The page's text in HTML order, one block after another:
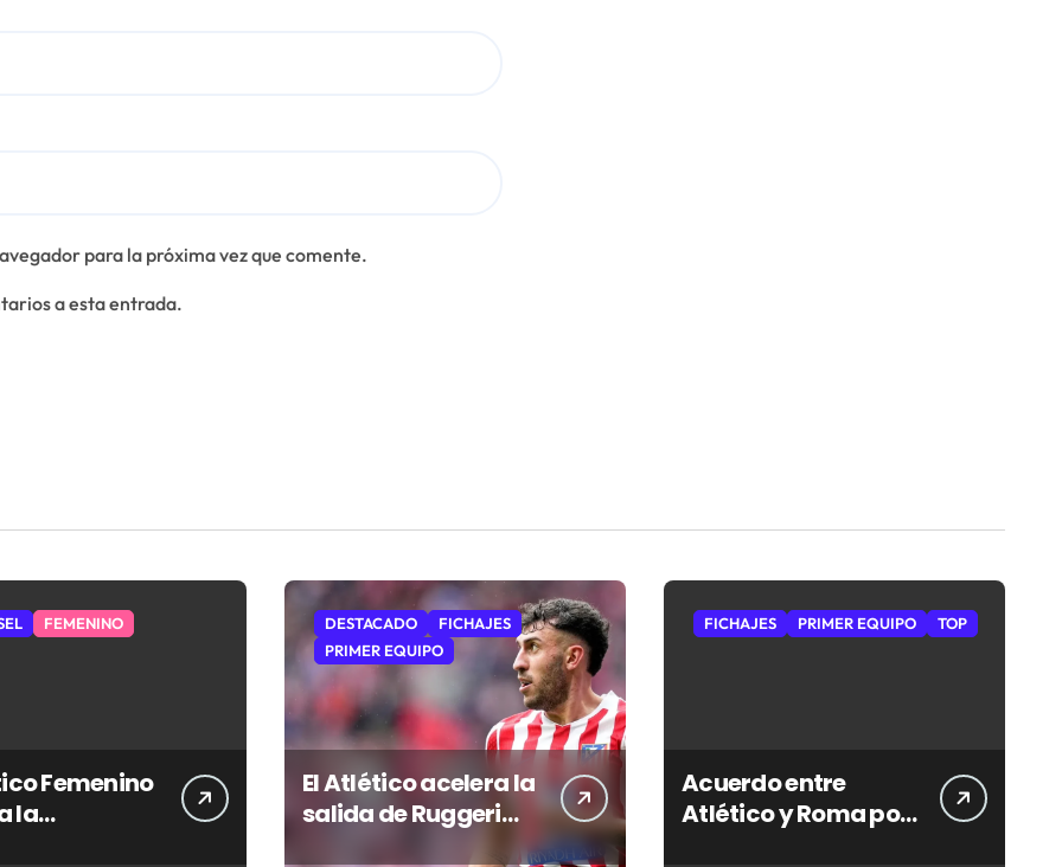
para la próxima vez que comente.
a esta entrada.
FEMENINO
Femenino
la
DESTACADO
FICHAJES
PRIMER EQUIPO
El Atlético acelera la
salida de Ruggeri
para lanzarse a por
FICHAJES PRIMER EQUIPO TOP
Acuerdo entre
Atlético y Roma por